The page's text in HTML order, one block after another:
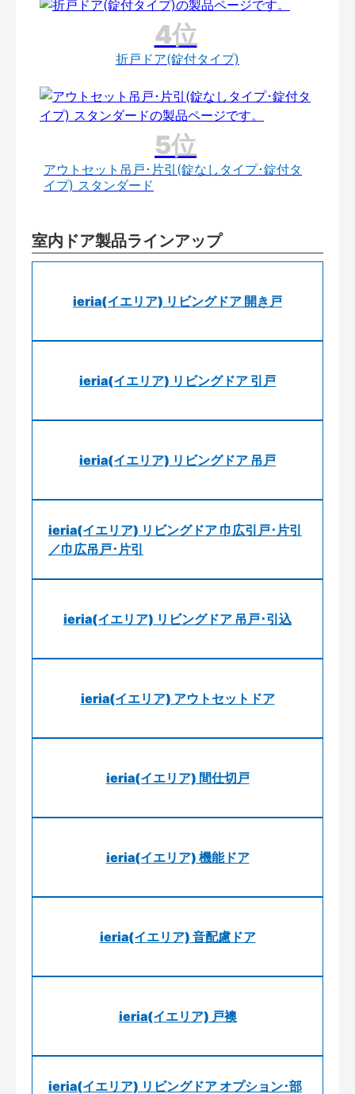
折戸ドア(錠付タイプ)
アウトセット吊戸･片引(錠なしタイプ･錠付タ
イプ) スタンダード
室内ドア製品ラインアップ
ieria(イエリア) リビングドア 開き戸
ieria(イエリア) リビングドア 引戸
ieria(イエリア) リビングドア 吊戸
ieria(イエリア) リビングドア 巾広引戸･片引
／巾広吊戸･片引
ieria(イエリア) リビングドア 吊戸･引込
ieria(イエリア) アウトセットドア
ieria(イエリア) 間仕切戸
ieria(イエリア) 機能ドア
ieria(イエリア) 音配慮ドア
ieria(イエリア) 戸襖
ieria(イエリア) リビングドア オプション･部